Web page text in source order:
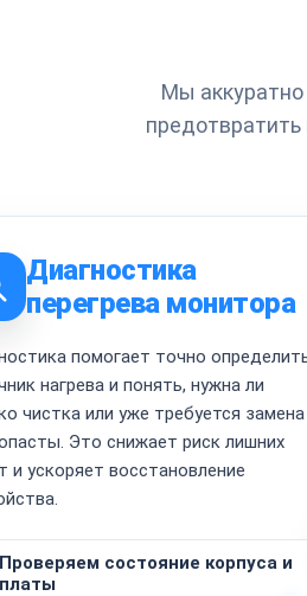
Мы аккуратно
Диагностика
перегрева монитора
помогает точно
нагрева и понять, нужна ли
чистка или уже требуется замена
Это снижает риск лишних
и ускоряет восстановление
Проверяем состояние корпуса и
платы